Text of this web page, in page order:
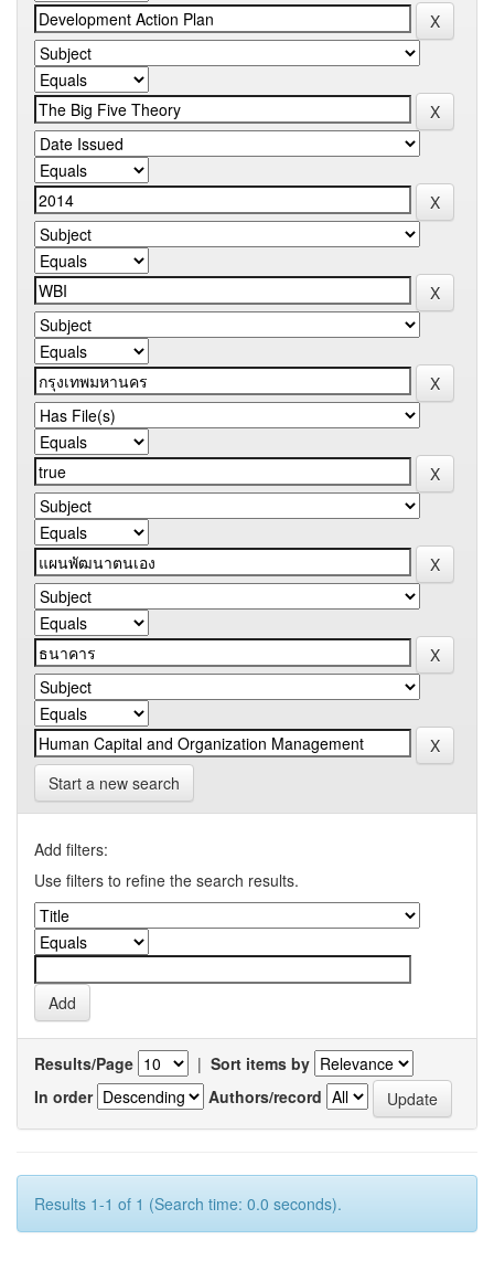
Start a new search
Add filters:
Use filters to refine the search results.
Results/Page | Sort items by
In order
Authors/record
Results 1-1 of 1 (Search time: 0.0 seconds).